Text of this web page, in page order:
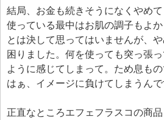
結局、お金も続きそうになくやめて
使っている最中はお肌の調子もよか
とは決して思ってはいませんが、
困りました。何を使っても突っ張
ように感じてしまって。ため息もの
はぁ、イメージに負けてしまうんで
正直なところエフェフラスコの商